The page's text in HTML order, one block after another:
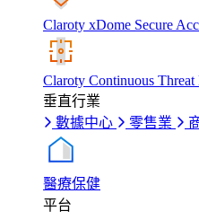
Claroty xDome Secure
Claroty Continuous
垂直行業
數據中心
零售業
醫療保健
平台